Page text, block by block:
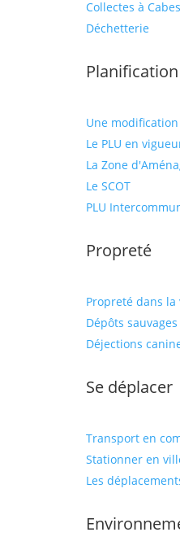
Collectes à
Déchetterie
Une
Le PLU en
La Zone
Le SCOT
PLU
Propreté
Propreté dans la
Dépôts sauvages
Déjections
Se déplacer
Transport en
Stationner en
Les